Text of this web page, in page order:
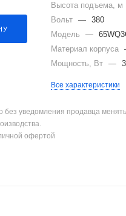
Высота подъема, м
Вольт — 380
Модель
—
Материал корпуса
Мощность, Вт —
Все характеристики
без уведомления продавца
офертой